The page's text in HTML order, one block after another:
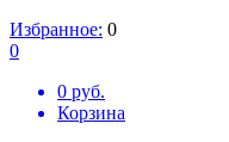
Избранное: 0
0
0 руб.
Корзина